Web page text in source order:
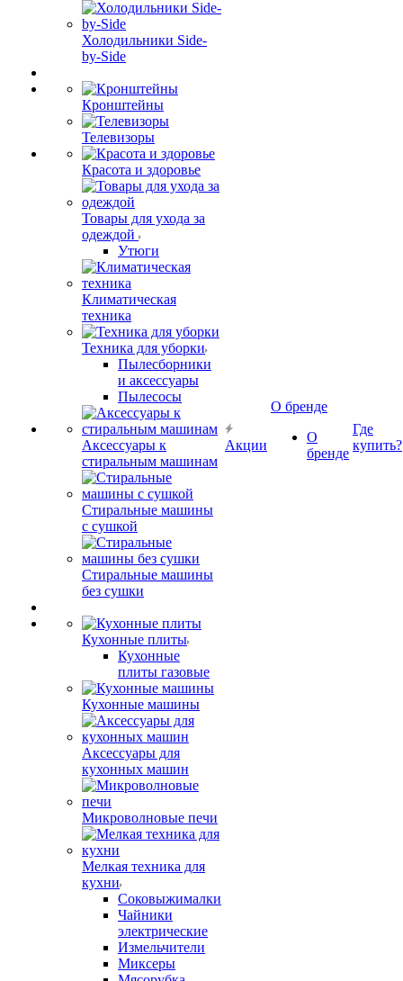
Холодильники Side-
by-Side
Кронштейны
Телевизоры
Красота и здоровье
Товары для ухода за
одеждой
Утюги
Климатическая
техника
Техника для уборки
Пылесборники
и аксессуары
Пылесосы
Аксессуары к
стиральным машинам
Стиральные машины
с сушкой
Стиральные машины
без сушки
Кухонные плиты
Кухонные
плиты газовые
Кухонные машины
Аксессуары для
кухонных машин
Микроволновые печи
Мелкая техника для
кухни
Соковыжималки
Чайники
электрические
Измельчители
Миксеры
Акции
О бренде
О
бренде
Где
купить?